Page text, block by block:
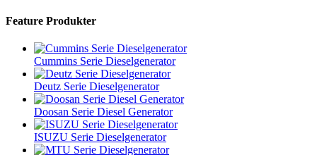
Feature Produkter
Cummins Serie Dieselgenerator
Deutz Serie Dieselgenerator
Doosan Serie Diesel Generator
ISUZU Serie Dieselgenerator